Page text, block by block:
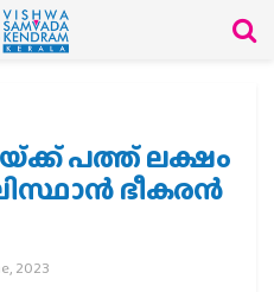
പത്ത് ലക്ഷം
ഭീകരൻ
2023